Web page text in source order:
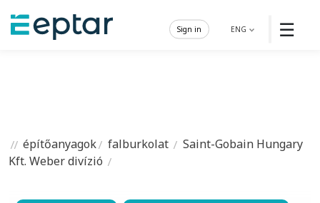
☰
ENG
Sign in
építőanyagok falburkolat
Saint-Gobain Hungary
Kft. Weber divízió